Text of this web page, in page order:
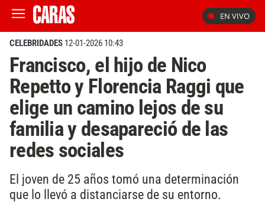
EN VIVO
CELEBRIDADES 12-01-2026 10:43
Francisco, el hijo de Nico
Repetto y Florencia Raggi que
elige un camino lejos de su
familia y desapareció de las
redes sociales
El joven de 25 años tomó una determinación
que lo llevó a distanciarse de su entorno.